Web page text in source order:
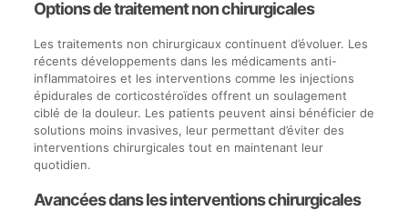
Options de traitement non chirurgicales
Les traitements non chirurgicaux continuent d’évoluer. Les
récents développements dans les médicaments anti-
inflammatoires et les interventions comme les injections
épidurales de corticostéroïdes offrent un soulagement
ciblé de la douleur. Les patients peuvent ainsi bénéficier de
solutions moins invasives, leur permettant d’éviter des
interventions chirurgicales tout en maintenant leur
quotidien.
Avancées dans les interventions chirurgicales